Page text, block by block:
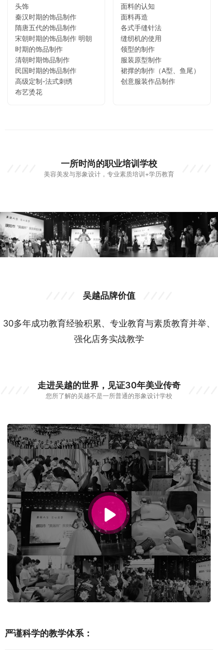
头饰
秦汉时期的饰品制作
隋唐五代的饰品制作
宋朝时期的饰品制作 明朝
时期的饰品制作
清朝时期饰品制作
民国时期的饰品制作
高级定制-法式刺绣
布艺烫花
面料的认知
面料再造
各式手缝针法
缝纫机的使用
领型的制作
服装原型制作
裙撑的制作（A型、鱼尾）
创意服装作品制作
一所时尚的职业培训学校
美容美发与形象设计，专业素质培训+学历教育
吴越品牌价值
30多年成功教育经验积累、专业教育与素质教育并举、
强化店务实战教学
走进吴越的世界，见证30年美业传奇
您所了解的吴越不是一所普通的形象设计学校
00:00 / 00:34
严谨科学的教学体系：